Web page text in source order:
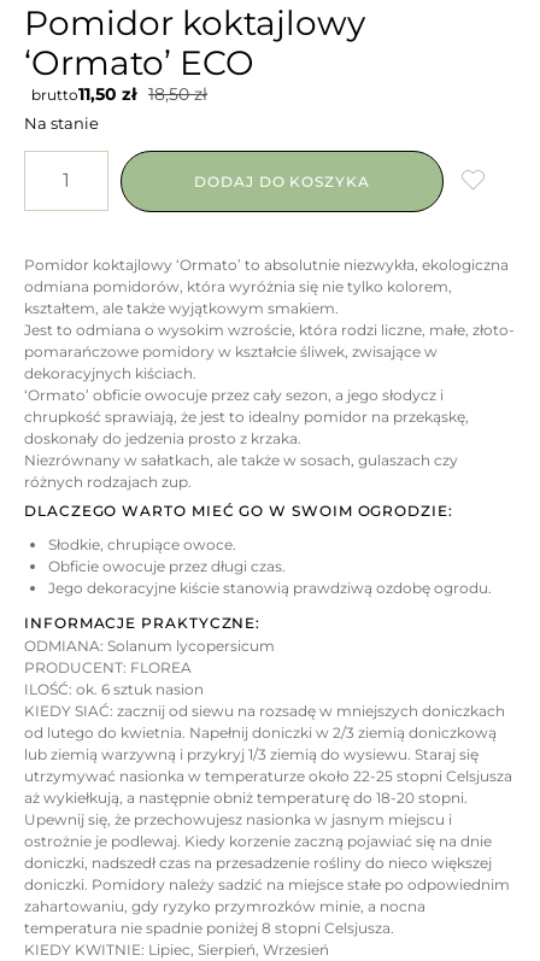
Pomidor koktajlowy
‘Ormato’ ECO
18,50zł
11,50 zł
brutto
Na stanie
DODAJ DO KOSZYKA
Pomidor koktajlowy ‘Ormato’ to absolutnie niezwykła, ekologiczna
odmiana pomidorów, która wyróżnia się nie tylko kolorem,
kształtem, ale także wyjątkowym smakiem.
Jest to odmiana o wysokim wzroście, która rodzi liczne, małe, złoto-
pomarańczowe pomidory w kształcie śliwek, zwisające w
dekoracyjnych kiściach.
‘Ormato’ obficie owocuje przez cały sezon, a jego słodycz i
chrupkość sprawiają, że jest to idealny pomidor na przekąskę,
doskonały do jedzenia prosto z krzaka.
Niezrównany w sałatkach, ale także w sosach, gulaszach czy
różnych rodzajach zup.
DLACZEGO WARTO MIEĆ GO W SWOIM OGRODZIE:
Słodkie, chrupiące owoce.
Obficie owocuje przez długi czas.
Jego dekoracyjne kiście stanowią prawdziwą ozdobę ogrodu.
INFORMACJE PRAKTYCZNE:
ODMIANA: Solanum lycopersicum
PRODUCENT: FLOREA
ILOŚĆ: ok. 6 sztuk nasion
KIEDY SIAĆ: zacznij od siewu na rozsadę w mniejszych doniczkach
od lutego do kwietnia. Napełnij doniczki w 2/3 ziemią doniczkową
lub ziemią warzywną i przykryj 1/3 ziemią do wysiewu. Staraj się
utrzymywać nasionka w temperaturze około 22-25 stopni Celsjusza
aż wykiełkują, a następnie obniż temperaturę do 18-20 stopni.
Upewnij się, że przechowujesz nasionka w jasnym miejscu i
ostrożnie je podlewaj. Kiedy korzenie zaczną pojawiać się na dnie
doniczki, nadszedł czas na przesadzenie rośliny do nieco większej
doniczki. Pomidory należy sadzić na miejsce stałe po odpowiednim
zahartowaniu, gdy ryzyko przymrozków minie, a nocna
temperatura nie spadnie poniżej 8 stopni Celsjusza.
KIEDY KWITNIE: Lipiec, Sierpień, Wrzesień